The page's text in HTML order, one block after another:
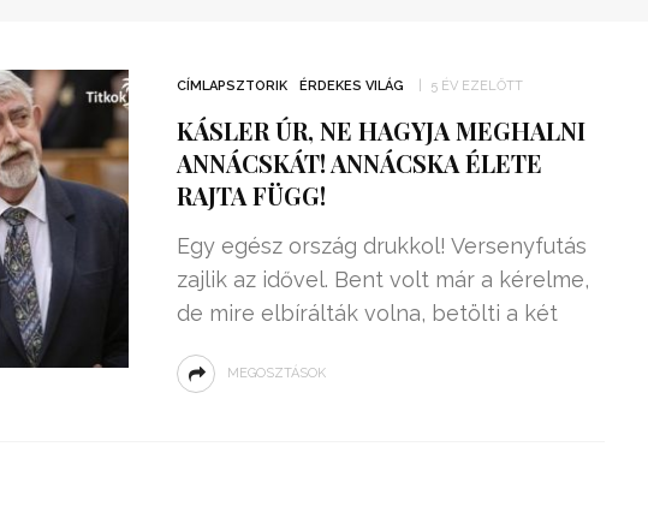
CÍMLAPSZTORIK ÉRDEKES VILÁG 5 ÉV EZELŐTT
KÁSLER ÚR, NE HAGYJA MEGHALNI
ANNÁCSKÁT! ANNÁCSKA ÉLETE
RAJTA FÜGG!
Egy egész ország drukkol! Versenyfutás
zajlik az idővel. Bent volt már a kérelme,
de mire elbírálták volna, betölti a két
MEGOSZTÁSOK